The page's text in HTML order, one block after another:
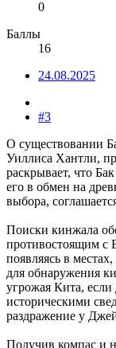
0
Баллы
16
24.08.2025
#3
О существовании
Уиллиса Хантли,
раскрывает, что
его в обмен на
выбора,
Поиски кинжала
противостоящим с
появляясь в
для обнаружения
угрожая Кита,
историческими
раздражение у
Получив компас и